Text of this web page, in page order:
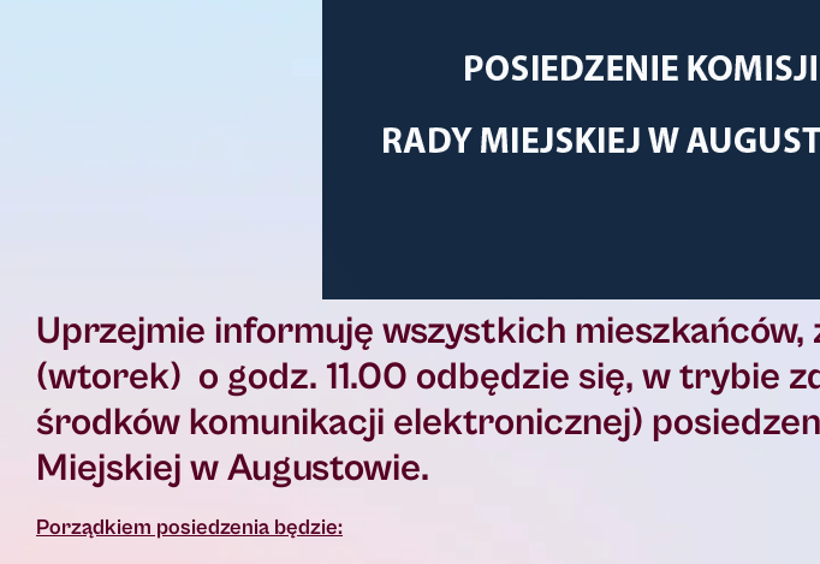
Uprzejmie informuję wszystkich mieszkańców,
(wtorek) o godz. 11.00 odbędzie się, w trybie
środków komunikacji elektronicznej)
Miejskiej w Augustowie.
Porządkiem posiedzenia będzie: